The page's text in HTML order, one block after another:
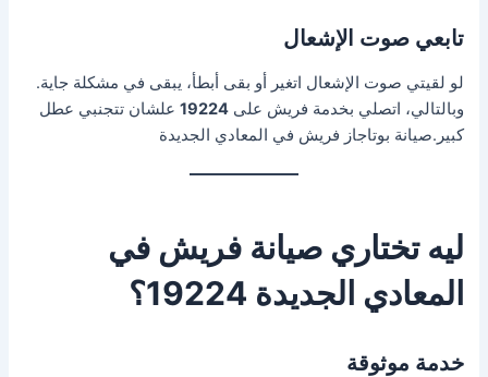
تابعي صوت الإشعال
لو لقيتي صوت الإشعال اتغير أو بقى أبطأ، يبقى في مشكلة جاية.
وبالتالي، اتصلي بخدمة فريش على19224 علشان تتجنبي عطل
كبير.صيانة بوتاجاز فريش في المعادي الجديدة
ليه تختاري صيانة فريش في
المعادي الجديدة 19224؟
خدمة موثوقة